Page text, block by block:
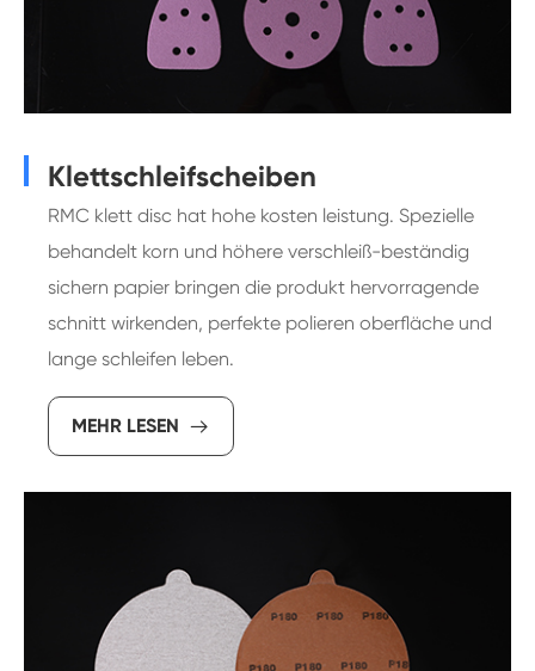
Klettschleifscheiben
RMC klett disc hat hohe kosten leistung. Spezielle
behandelt korn und höhere verschleiß-beständig
sichern papier bringen die produkt hervorragende
schnitt wirkenden, perfekte polieren oberfläche und
lange schleifen leben.
MEHR LESEN 